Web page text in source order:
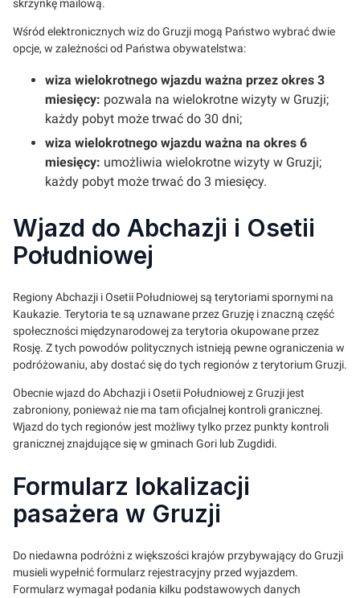
skrzynkę mailową.
Wśród elektronicznych wiz do Gruzji mogą Państwo wybrać dwie
opcje, w zależności od Państwa obywatelstwa:
wiza wielokrotnego wjazdu ważna przez okres 3
miesięcy: pozwala na wielokrotne wizyty w Gruzji;
każdy pobyt może trwać do 30 dni;
wiza wielokrotnego wjazdu ważna na okres 6
miesięcy: umożliwia wielokrotne wizyty w Gruzji;
każdy pobyt może trwać do 3 miesięcy.
Wjazd do Abchazji i Osetii
Południowej
Regiony Abchazji i Osetii Południowej są terytoriami spornymi na
Kaukazie. Terytoria te są uznawane przez Gruzję i znaczną część
społeczności międzynarodowej za terytoria okupowane przez
Rosję. Z tych powodów politycznych istnieją pewne ograniczenia w
podróżowaniu, aby dostać się do tych regionów z terytorium Gruzji.
Obecnie wjazd do Abchazji i Osetii Południowej z Gruzji jest
zabroniony, ponieważ nie ma tam oficjalnej kontroli granicznej.
Wjazd do tych regionów jest możliwy tylko przez punkty kontroli
granicznej znajdujące się w gminach Gori lub Zugdidi.
Formularz lokalizacji
pasażera w Gruzji
Do niedawna podróżni z większości krajów przybywający do Gruzji
musieli wypełnić formularz rejestracyjny przed wyjazdem.
Formularz wymagał podania kilku podstawowych danych